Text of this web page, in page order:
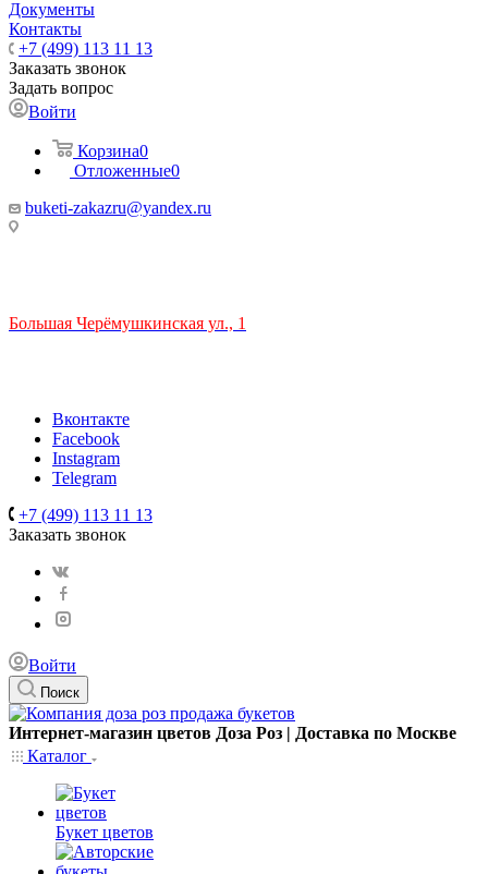
Документы
Контакты
+7 (499) 113 11 13
Заказать звонок
Задать вопрос
Войти
Корзина0
Отложенные0
buketi-zakazru@yandex.ru
Большая Черёмушкинская ул., 1
Вконтакте
Facebook
Instagram
Telegram
+7 (499) 113 11 13
Заказать звонок
Войти
Поиск
Интернет-магазин цветов Доза Роз | Доставка по Москве
Каталог
Букет цветов